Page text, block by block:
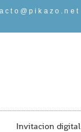
Invitacion digital